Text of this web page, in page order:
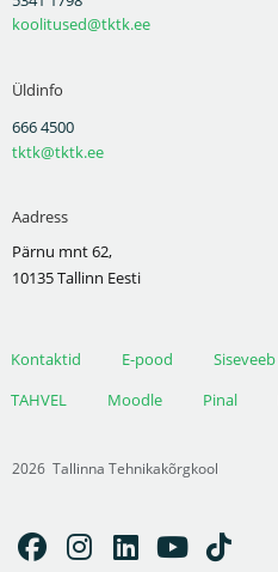
koolitused@tktk.ee
Üldinfo
666 4500
tktk@tktk.ee
Aadress
Pärnu mnt 62,
10135 Tallinn Eesti
Kontaktid E-pood Siseveeb
TAHVEL
Moodle Pinal
2026 Tallinna Tehnikakõrgkool